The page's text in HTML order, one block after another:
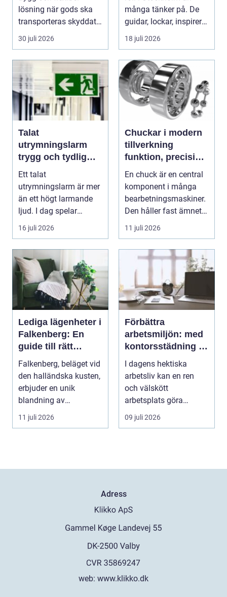
lösning när gods ska
transporteras skyddat
mot väder, insyn o...
30 juli 2026
många tänker på. De
guidar, lockar, inspirerar
och skap...
18 juli 2026
Talat
utrymningslarm
trygg och tydlig
vägledning vid kris
Ett talat
utrymningslarm är mer
än ett högt larmande
ljud. I dag spelar
tydliga
röstmeddelanden en
a...
16 juli 2026
Chuckar i modern
tillverkning
funktion, precision
och smarta val
En chuck är en central
komponent i många
bearbetningsmaskiner.
Den håller fast ämnet
eller verktyget...
11 juli 2026
Lediga lägenheter i
Falkenberg: En
guide till rätt
bostad för dig
Falkenberg, beläget vid
den halländska kusten,
erbjuder en unik
blandning av
naturskö...
11 juli 2026
Förbättra
arbetsmiljön: med
kontorsstädning i
Stockholm
I dagens hektiska
arbetsliv kan en ren
och välskött
arbetsplats göra
underverk fö...
09 juli 2026
Adress
web: www.klikko.dk